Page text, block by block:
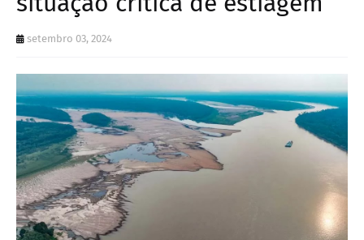
setembro 03, 2024